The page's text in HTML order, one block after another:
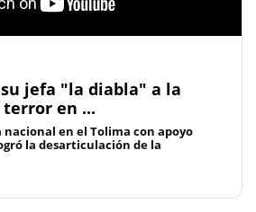
jefa "la diabla" a la
terror en ...
nacional en el Tolima con apoyo
la desarticulación de la